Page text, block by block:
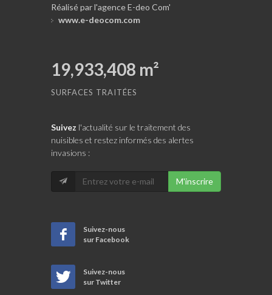
Réalisé par l'agence E-deo Com'
www.e-deocom.com
19,933,408 m²
SURFACES TRAITÉES
Suivez l'actualité sur le traitement des
nuisibles et restez informés des alertes
invasions :
M'inscrire
Suivez-nous
sur Facebook
Suivez-nous
sur Twitter